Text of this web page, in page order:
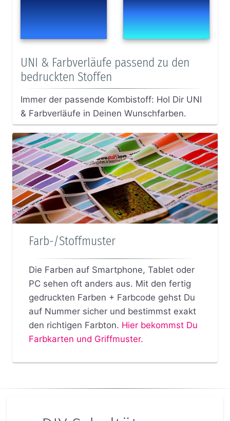
UNI & Farbverläufe passend zu den
bedruckten Stoffen
Immer der passende Kombistoff: Hol Dir UNI
& Farbverläufe in Deinen Wunschfarben.
Farb-/Stoffmuster
Die Farben auf Smartphone, Tablet oder
PC sehen oft anders aus. Mit den fertig
gedruckten Farben + Farbcode gehst Du
auf Nummer sicher und bestimmst exakt
den richtigen Farbton. Hier bekommst Du
Farbkarten und Griffmuster.